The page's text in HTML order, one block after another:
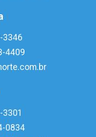
3346
4409
0834